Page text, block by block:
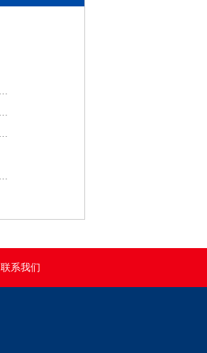
济南注塑模具厂介绍模具设计订料有什么规则
济南注塑加工厂介绍模具的有效利用是否有效保养是关键
注塑加工厂介绍塑胶模具中热处理后的钢料大水磨特点
济南注塑加工厂介绍怎么选到一家好的模具制造厂家呢？
联系我们